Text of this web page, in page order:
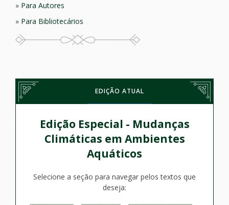
EDIÇÃO ATUAL
Edição Especial - Mudanças
Climáticas em Ambientes
Aquáticos
Selecione a seção para navegar pelos textos que
deseja:
Para Autores
Para Bibliotecários